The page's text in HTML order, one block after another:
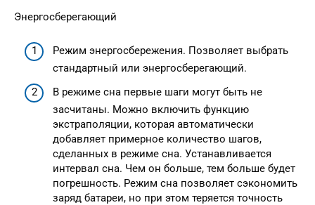
Энергосберегающий
Режим энергосбережения. Позволяет выбрать
стандартный или энергосберегающий.
В режиме сна первые шаги могут быть не
засчитаны. Можно включить функцию
экстраполяции, которая автоматически
добавляет примерное количество шагов,
сделанных в режиме сна. Устанавливается
интервал сна. Чем он больше, тем больше будет
погрешность. Режим сна позволяет сэкономить
заряд батареи, но при этом теряется точность